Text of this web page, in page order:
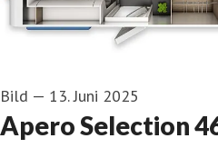
Bild — 13. Juni 2025
Apero Selection